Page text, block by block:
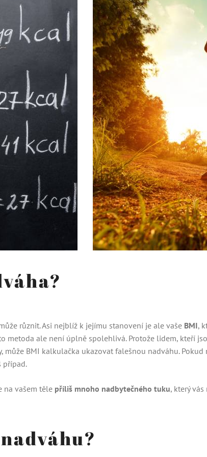
různit. Asi nejblíž k jejímu stanovení je ale vaše BMI,
metoda ale není úplně spolehlivá. Protože lidem, kteří
může BMI kalkulačka ukazovat falešnou nadváhu. Pokud
případ.
na vašem těle příliš mnoho nadbytečného tuku, který